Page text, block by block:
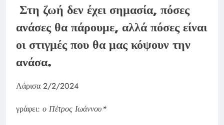
Στη ζωή δεν έχει σημασία, πόσες
ανάσες θα πάρουμε, αλλά πόσες είναι
οι στιγμές που θα μας κόψουν την
ανάσα.
Λάρισα 2/2/2024
γράφει: ο Πέτρος Ιωάννου*